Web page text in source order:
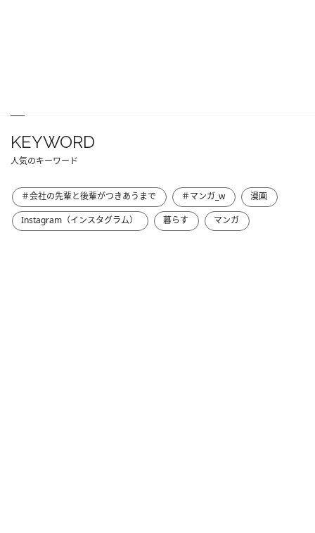
KEYWORD
人気のキーワード
＃会社の先輩と後輩がつきあうまで ＃マンガ_w
漫画
Instagram（インスタグラム）
暮らす マンガ